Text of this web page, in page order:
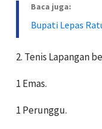
Baca juga:
Bupati Lepas
2. Tenis Lapangan
1 Emas.
1 Perunggu.